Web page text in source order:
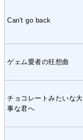
Can't go back
ゲェム愛者の狂想曲
チョコレートみたいな大
事な君へ